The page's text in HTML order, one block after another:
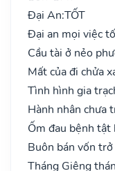
Đại An:TỐT
Đại an mọi việc
Cầu tài ở nẻo
Mất của đi chửa
Tình hình gia
Hành nhân chưa
Ốm đau bệnh
Buôn bán vốn
Tháng Giêng